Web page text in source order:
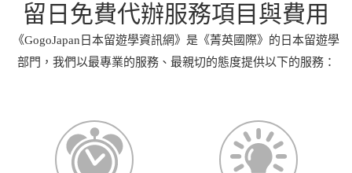
留日免費代辦服務項目與費用
《GogoJapan日本留遊學資訊網》是《菁英國際》的日本留遊學
部門，我們以最專業的服務、最親切的態度提供以下的服務：